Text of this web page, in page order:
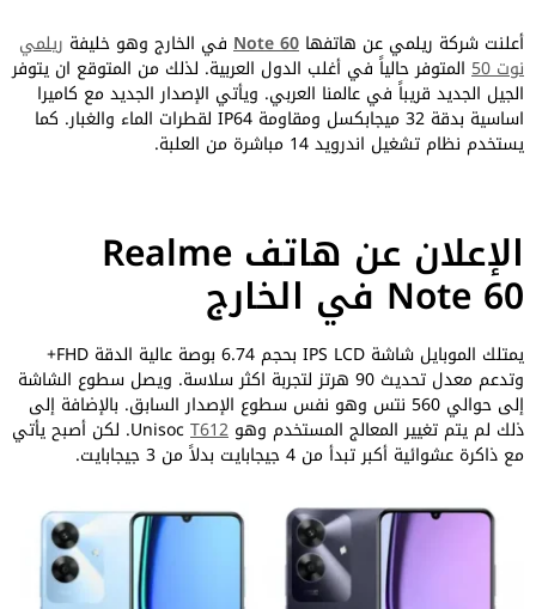
أعلنت شركة ريلمي عن هاتفها Note 60 في الخارج وهو خليفة ريلمي
نوت 50 المتوفر حالياً في أغلب الدول العربية. لذلك من المتوقع ان يتوفر
الجيل الجديد قريباً في عالمنا العربي. ويأتي الإصدار الجديد مع كاميرا
اساسية بدقة 32 ميجابكسل ومقاومة IP64 لقطرات الماء والغبار. كما
يستخدم نظام تشغيل اندرويد 14 مباشرة من العلبة.
الإعلان عن هاتف Realme
Note 60 في الخارج
يمتلك الموبايل شاشة IPS LCD بحجم 6.74 بوصة عالية الدقة FHD+
وتدعم معدل تحديث 90 هرتز لتجربة اكثر سلاسة. ويصل سطوع الشاشة
إلى حوالي 560 نتس وهو نفس سطوع الإصدار السابق. بالإضافة إلى
ذلك لم يتم تغيير المعالج المستخدم وهو Unisoc T612 . لكن أصبح يأتي
مع ذاكرة عشوائية أكبر تبدأ من 4 جيجابايت بدلاً من 3 جيجابايت.